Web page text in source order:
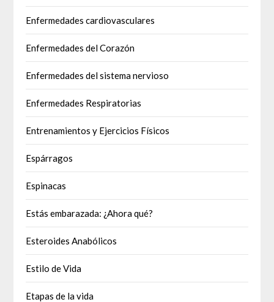
Enfermedades cardiovasculares
Enfermedades del Corazón
Enfermedades del sistema nervioso
Enfermedades Respiratorias
Entrenamientos y Ejercicios Físicos
Espárragos
Espinacas
Estás embarazada: ¿Ahora qué?
Esteroides Anabólicos
Estilo de Vida
Etapas de la vida